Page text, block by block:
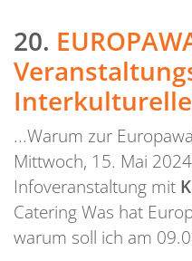
20.
...Warum zur
Mittwoch, 15. Mai
Infoveranstaltung mit
Catering Was hat
warum soll ich am